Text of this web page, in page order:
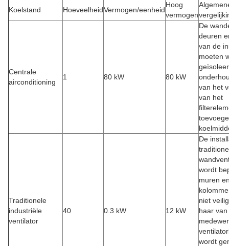
Koelstand HoeveelheidVermogen/eenheid
Hoog
vermogen
Centrale
airconditioning
1 80 kW 80 kW
De
deuren
van de
moeten
van het
van het
Traditionele
industriële
ventilator
40 0.3 kW 12 kW
De
wordt
muren
niet
haar van
wordt